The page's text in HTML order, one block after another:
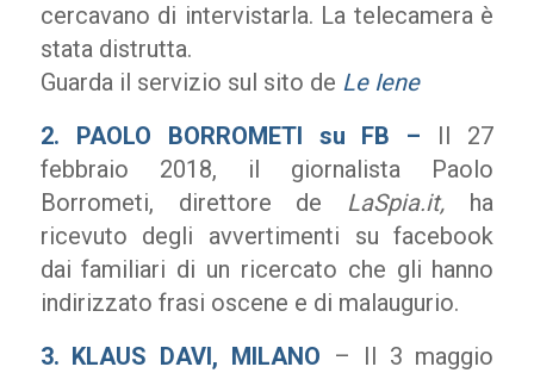
cercavano di intervistarla. La telecamera è
stata distrutta.
Guarda il servizio sul sito de Le Iene
2.
PAOLO BORROMETI su FB – Il 27
febbraio 2018, il giornalista Paolo
Borrometi, direttore de LaSpia.it, ha
ricevuto degli avvertimenti su facebook
dai familiari di un ricercato che gli hanno
indirizzato frasi oscene e di malaugurio.
3. KLAUS DAVI, MILANO – Il 3 maggio